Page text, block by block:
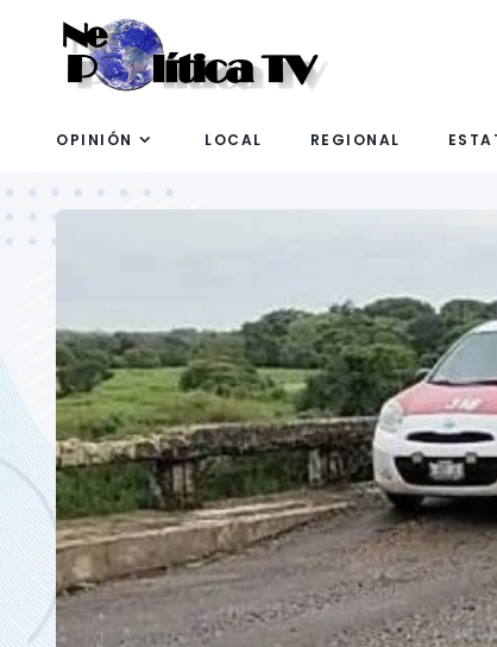
OPINIÓN LOCAL REGIONAL